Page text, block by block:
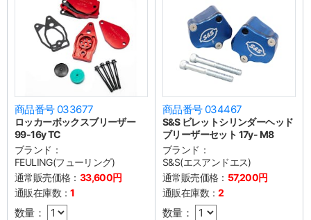
商品番号 033677
ロッカーボックスブリーザー
99-16y TC
ブランド：
FEULING(フューリング)
通常販売価格： 33,600円
通販在庫数：1
数量：
商品番号 034467
S&S ビレットシリンダーヘッド
ブリーザーセット 17y- M8
ブランド：
S&S(エスアンドエス)
通常販売価格： 57,200円
通販在庫数：2
数量：